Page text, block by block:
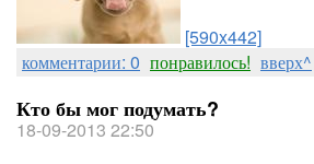
[590x442]
комментарии: 0 понравилось! вверх^
Кто бы мог подумать?
18-09-2013 22:50